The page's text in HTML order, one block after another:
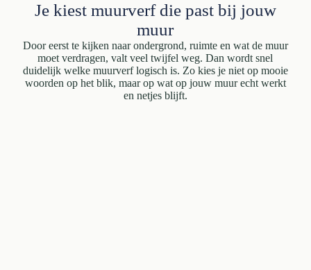
Je kiest muurverf die past bij jouw
muur
Door eerst te kijken naar ondergrond, ruimte en wat de muur
moet verdragen, valt veel twijfel weg. Dan wordt snel
duidelijk welke muurverf logisch is. Zo kies je niet op mooie
woorden op het blik, maar op wat op jouw muur echt werkt
en netjes blijft.